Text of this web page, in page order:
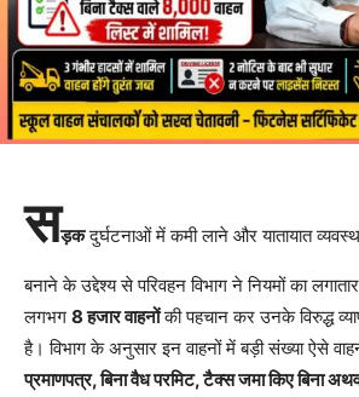
सड़कदुर्घटनाओं में कमी लाने और यातायात
बनाने के उद्देश्य से परिवहन विभाग ने नियमों का
लगभग 8 हजार वाहनोंकी पहचान कर उनके विरुद्ध
है। विभाग के अनुसार इन वाहनों में बड़ी संख्या ऐसे
प्रमाणपत्र, बिना वैध परमिट, टैक्स जमा किए बिना